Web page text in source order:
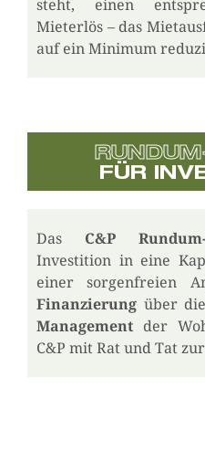
steht, einen
Mieterlös – das
auf ein Minimum
FÜR
Das C&P
Investition in eine
einer sorgenfreien
Finanzierung über die
Management der
C&P mit Rat und Tat